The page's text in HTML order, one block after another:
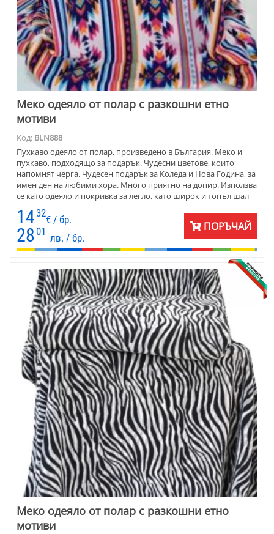
Меко одеяло от полар с разкошни етно
мотиви
Код: BLN888
Пухкаво одеяло от полар, произведено в България. Меко и
пухкаво, подходящо за подарък. Чудесни цветове, които
напомнят черга. Чудесен подарък за Коледа и Нова Година, за
имен ден на любими хора. Много приятно на допир. Използва
се като одеяло и покривка за легло, като широк и топъл шал
пред камината. Подарък за Коледа и Нова година, за имен ден,
за всеки ден. Размер 150 х 180 см.
14 32
€ / бр.
28 01
лв. / бр.
ПОРЪЧАЙ
Меко одеяло от полар с разкошни етно
мотиви